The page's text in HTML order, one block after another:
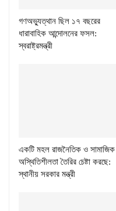
গণঅভ্যুত্থান ছিল ১৭ বছরের
ধারাবাহিক আন্দোলনের ফসল:
স্বরাষ্ট্রমন্ত্রী
একটি মহল রাজনৈতিক ও সামাজিক
অস্থিতিশীলতা তৈরির চেষ্টা করছে:
স্থানীয় সরকার মন্ত্রী